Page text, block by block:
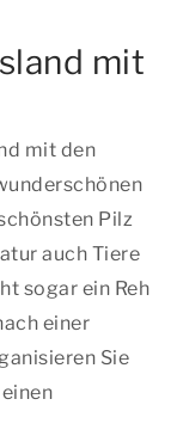
mit
mit den
Pilz
auch Tiere
sogar ein Reh
einer
Sie